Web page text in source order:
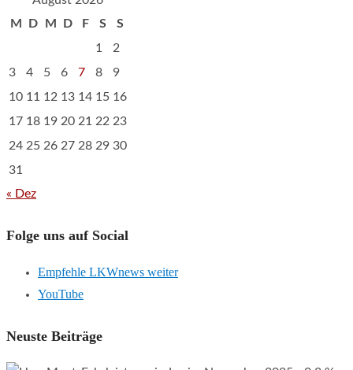
M
D M D F S
S
1
2
3
4 5 6 7 8
9
10 11 12 13 14 15 16
17 18 19 20 21 22 23
24 25 26 27 28 29 30
31
« Dez
Folge uns auf Social
Empfehle LKWnews weiter
YouTube
Neuste Beiträge